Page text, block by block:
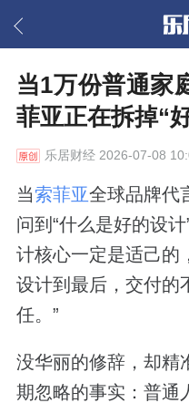
当1万份普通家
菲亚正在拆掉“
乐居财经2026-07-08
当索菲亚全球品牌代
问到“什么是好的设
计核心一定是适己的
设计到最后，交付的
任。”
没华丽的修辞，却精
期忽略的事实：普通